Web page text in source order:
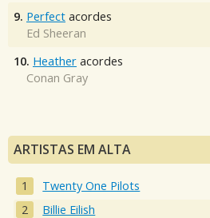
9. Perfect acordes
Ed Sheeran
10. Heather acordes
Conan Gray
ARTISTAS EM ALTA
Twenty One Pilots
Billie Eilish